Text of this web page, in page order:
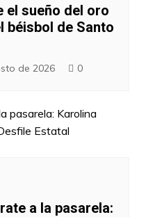
el sueño del oro
béisbol de Santo
de 2026 0
a la pasarela: